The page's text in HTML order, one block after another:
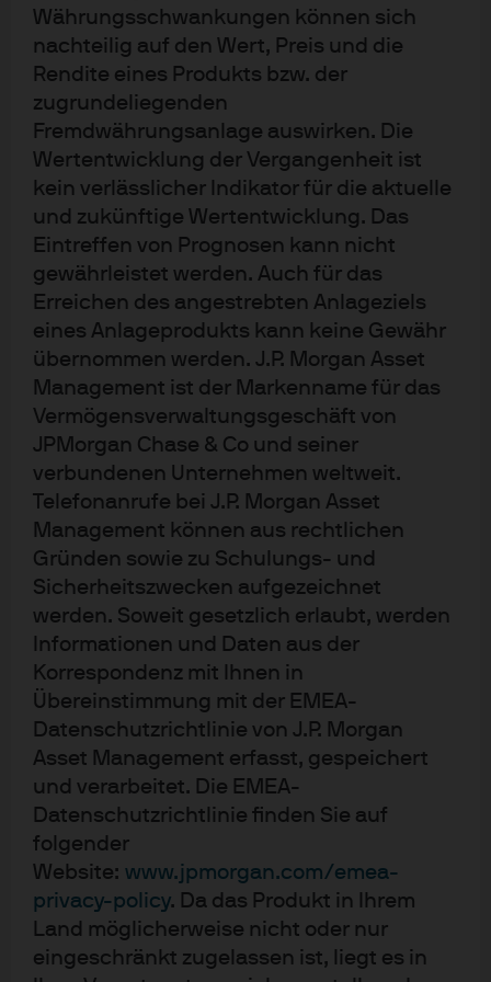
Währungsschwankungen können sich
nachteilig auf den Wert, Preis und die
Rendite eines Produkts bzw. der
zugrundeliegenden
Fremdwährungsanlage auswirken. Die
Wertentwicklung der Vergangenheit ist
kein verlässlicher Indikator für die aktuelle
und zukünftige Wertentwicklung. Das
Eintreffen von Prognosen kann nicht
gewährleistet werden. Auch für das
Erreichen des angestrebten Anlageziels
eines Anlageprodukts kann keine Gewähr
übernommen werden. J.P. Morgan Asset
Management ist der Markenname für das
Vermögensverwaltungsgeschäft von
JPMorgan Chase & Co und seiner
verbundenen Unternehmen weltweit.
Telefonanrufe bei J.P. Morgan Asset
Management können aus rechtlichen
Gründen sowie zu Schulungs- und
Sicherheitszwecken aufgezeichnet
werden. Soweit gesetzlich erlaubt, werden
Informationen und Daten aus der
Korrespondenz mit Ihnen in
Übereinstimmung mit der EMEA-
Datenschutzrichtlinie von J.P. Morgan
Asset Management erfasst, gespeichert
und verarbeitet. Die EMEA-
Datenschutzrichtlinie finden Sie auf
folgender
Website: www.jpmorgan.com/emea-
privacy-policy. Da das Produkt in Ihrem
Land möglicherweise nicht oder nur
eingeschränkt zugelassen ist, liegt es in
Siedlungen, Natur und Umwelt sowie menschliche
Gesundheit und allgemeines Wohlergehen. „Auf Basis
der drei Risikobereiche lassen sich die
Wirtschaftssektoren ableiten, die für die Auswirkungen
des Klimawandels am anfälligsten sind, ebenso wie die
potenziellen Lösungen, um Klimarisiken durch
präventive Anpassung anzugehen“, sagt
Nachhaltigkeitsexpertin Soňa Stadtelmeyer-Petru.
FürStädte führen dichte Bebauung sowie Versiegelung
von Flächen und Flussufern zu einer zunehmenden
Bedrohung durch Naturkatastrophen wie
Überschwemmungen, Hitzewellen und Dürren. „Da der
Urbanisierungstrend anhält, ist es sowohl aus sozialer
als auch aus wirtschaftlicher Sicht wichtig, dass die
Städte gegenüber dem Klimawandel widerstandsfähig
bleiben“, erklärt Soňa Stadtelmeyer-Petru. Um die
Infrastruktur anzupassen, bedarf es beispielsweise
Investitionen in das Pflanzen von Straßenbäumen,
Dachbegrünungen oder reflektierende
Oberflächenbehandlungen. Zudem wird ein
verbessertes Katastrophenmanagement wichtiger, etwa
durch Satelliten- und Fernerkundungsdaten, die die
Risiken von Klimaauswirkungen aufzeigen. Auch die
transformative Klimaanpassung durch Technologie und
die damit verbundene Entstehung von „Smart Cities“
gewinnt an Bedeutung.
Der nachhaltige Umgang mit
in der Landwirtschaft, rund um das Thema
Nahrungsmittel sowie im Bauwesen essenziell. Zu den
größten Risiken gehören extreme Hitze,
Naturkatastrophen, Wasserknappheit und der Verlust